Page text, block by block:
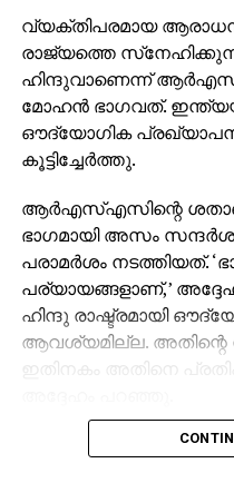
വ്യക്തിപരമായ
രാജ്യത്തെ
ഹിന്ദുവാണെന്ന്
മോഹന്‍ ഭാഗവത്.
ഔദ്യോഗിക
കൂട്ടിച്ചേര്‍ത്തു.
ആര്‍എസ്എസിന്റെ
ഭാഗമായി അസം
പരാമര്‍ശം നടത്തിയത്.
പര്യായങ്ങളാണ്,’
ഹിന്ദു രാഷ്ട്രമായി
ആവശ്യമില്ല. അതിന്റെ
ഇതിനകം അതിനെ
അസമിലെ